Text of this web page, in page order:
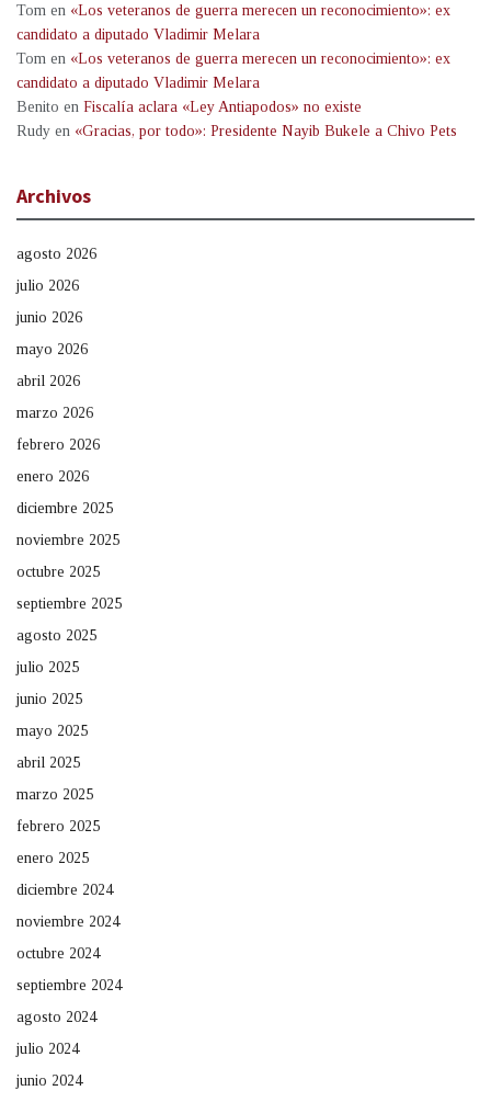
Tom en «Los veteranos de guerra merecen un reconocimiento»: ex
candidato a diputado Vladimir Melara
Tom en «Los veteranos de guerra merecen un reconocimiento»: ex
candidato a diputado Vladimir Melara
Benito en Fiscalía aclara «Ley Antiapodos» no existe
Rudy en «Gracias, por todo»: Presidente Nayib Bukele a Chivo Pets
Archivos
agosto 2026
julio 2026
junio 2026
mayo 2026
abril 2026
marzo 2026
febrero 2026
enero 2026
diciembre 2025
noviembre 2025
octubre 2025
septiembre 2025
agosto 2025
julio 2025
junio 2025
mayo 2025
abril 2025
marzo 2025
febrero 2025
enero 2025
diciembre 2024
noviembre 2024
octubre 2024
septiembre 2024
agosto 2024
julio 2024
junio 2024